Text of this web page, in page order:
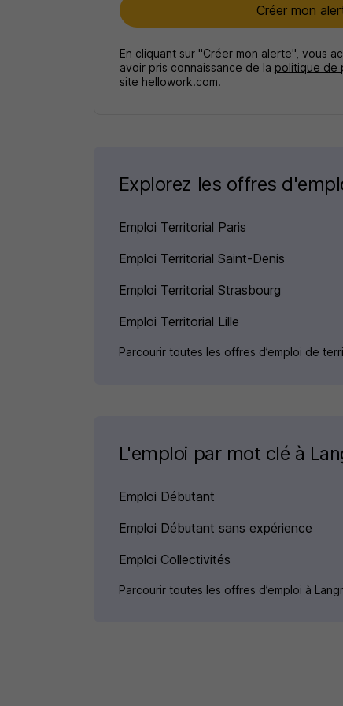
Créer mon
En cliquant sur "Créer mon alerte", vous
avoir pris connaissance de la politique de
site hellowork.com.
Explorez les offres
Emploi Territorial Paris
Emploi Territorial Saint-Denis
Emploi Territorial Strasbourg
Emploi Territorial Lille
Parcourir toutes les offres d’emploi de
L'emploi par mot clé à
Emploi Débutant
Emploi Débutant sans expérience
Emploi Collectivités
Parcourir toutes les offres d’emploi à